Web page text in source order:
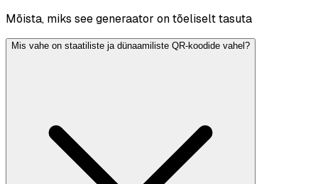
Mõista, miks see generaator on tõeliselt tasuta
Mis vahe on staatiliste ja dünaamiliste QR-koodide vahel?